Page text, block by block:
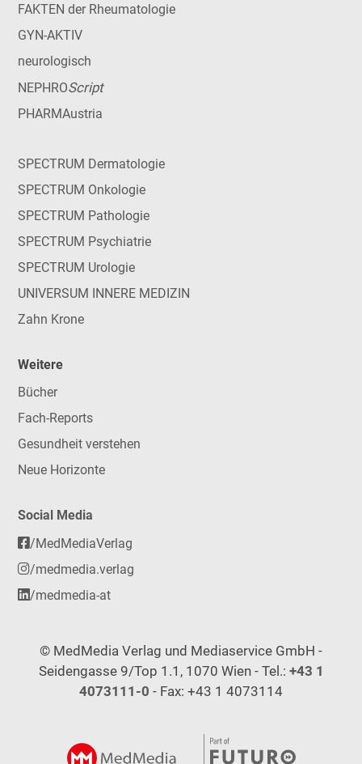
FAKTEN der Rheumatologie
GYN-AKTIV
neurologisch
NEPHROScript
PHARMAustria
SPECTRUM Dermatologie
SPECTRUM Onkologie
SPECTRUM Pathologie
SPECTRUM Psychiatrie
SPECTRUM Urologie
UNIVERSUM INNERE MEDIZIN
Zahn Krone
Weitere
Bücher
Fach-Reports
Gesundheit verstehen
Neue Horizonte
Social Media
/MedMediaVerlag
/medmedia.verlag
/medmedia-at
© MedMedia Verlag und Mediaservice GmbH -
Seidengasse 9/Top 1.1, 1070 Wien - Tel.: +43 1
4073111-0 - Fax: +43 1 4073114